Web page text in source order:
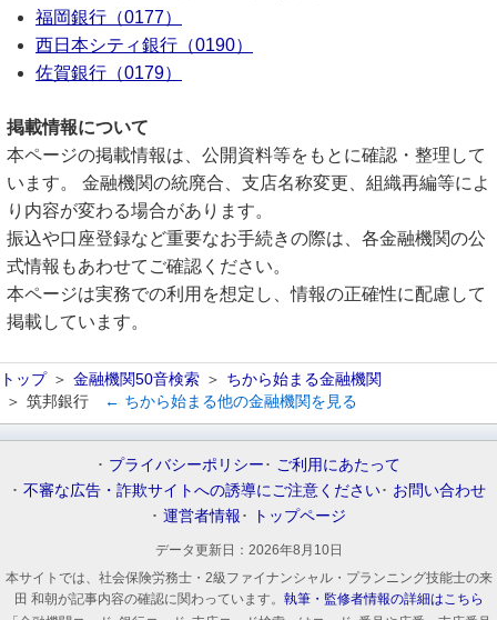
福岡銀行（0177）
西日本シティ銀行（0190）
佐賀銀行（0179）
掲載情報について
本ページの掲載情報は、公開資料等をもとに確認・整理して
います。 金融機関の統廃合、支店名称変更、組織再編等によ
り内容が変わる場合があります。
振込や口座登録など重要なお手続きの際は、各金融機関の公
式情報もあわせてご確認ください。
本ページは実務での利用を想定し、情報の正確性に配慮して
掲載しています。
トップ 金融機関50音検索
ちから始まる金融機関
筑邦銀行
← ちから始まる他の金融機関を見る
プライバシーポリシー
ご利用にあたって
不審な広告・詐欺サイトへの誘導にご注意ください
お問い合わせ
運営者情報
トップページ
データ更新日： 2026年8月10日
本サイトでは、社会保険労務士・2級ファイナンシャル・プランニング技能士の来
田 和朝が記事内容の確認に関わっています。 執筆・監修者情報の詳細はこちら